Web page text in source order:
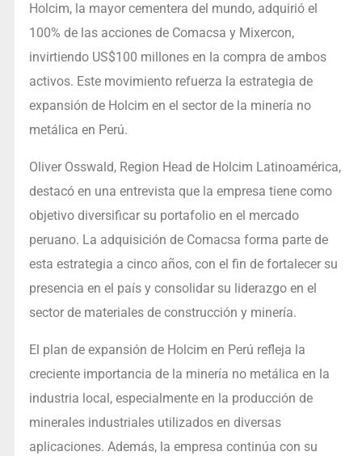
Holcim, la mayor cementera del mundo, adquirió el
100% de las acciones de Comacsa y Mixercon,
invirtiendo US$100 millones en la compra de ambos
activos. Este movimiento refuerza la estrategia de
expansión de Holcim en el sector de la minería no
metálica en Perú.
Oliver Osswald, Region Head de Holcim Latinoamérica,
destacó en una entrevista que la empresa tiene como
objetivo diversificar su portafolio en el mercado
peruano. La adquisición de Comacsa forma parte de
esta estrategia a cinco años, con el fin de fortalecer su
presencia en el país y consolidar su liderazgo en el
sector de materiales de construcción y minería.
El plan de expansión de Holcim en Perú refleja la
creciente importancia de la minería no metálica en la
industria local, especialmente en la producción de
minerales industriales utilizados en diversas
aplicaciones. Además, la empresa continúa con su